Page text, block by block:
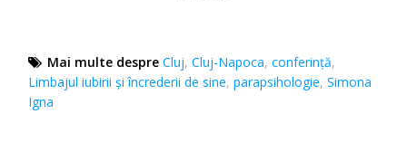
Mai multe despre Cluj,Cluj-Napoca,conferință,
Limbajul iubirii şi încrederii de sine,parapsihologie,Simona
Igna